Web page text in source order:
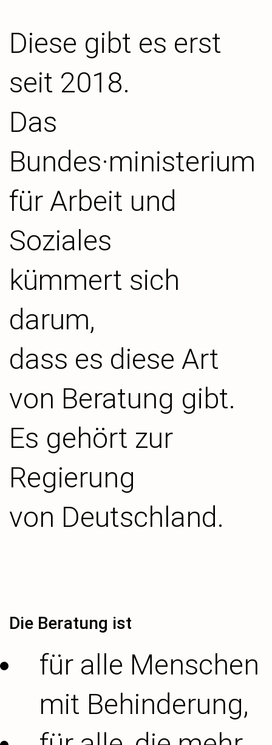
Diese gibt es erst
seit 2018.
Das
Bundes·ministerium
für Arbeit und
Soziales
kümmert sich
darum,
dass es diese Art
von Beratung gibt.
Es gehört zur
Regierung
von Deutschland.
Die Beratung ist
für alle Menschen
mit Behinderung,